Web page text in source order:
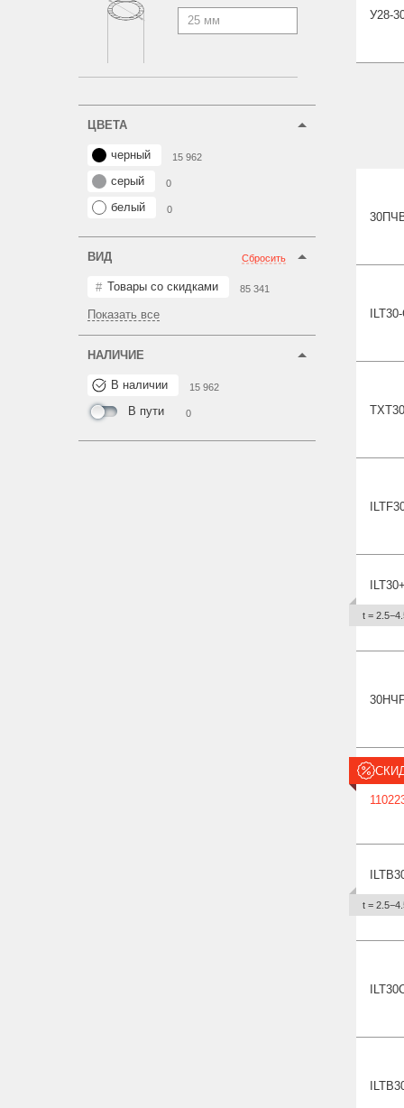
ЦВЕТА
черный 15 962
серый 0
белый 0
ВИД Сбросить
Товары со скидками 85 341
Показать все
НАЛИЧИЕ
В наличии 15 962
В пути 0
У28-
30П
TXT30
ILTF
t =
30Н
t =
ILT3
ILTB